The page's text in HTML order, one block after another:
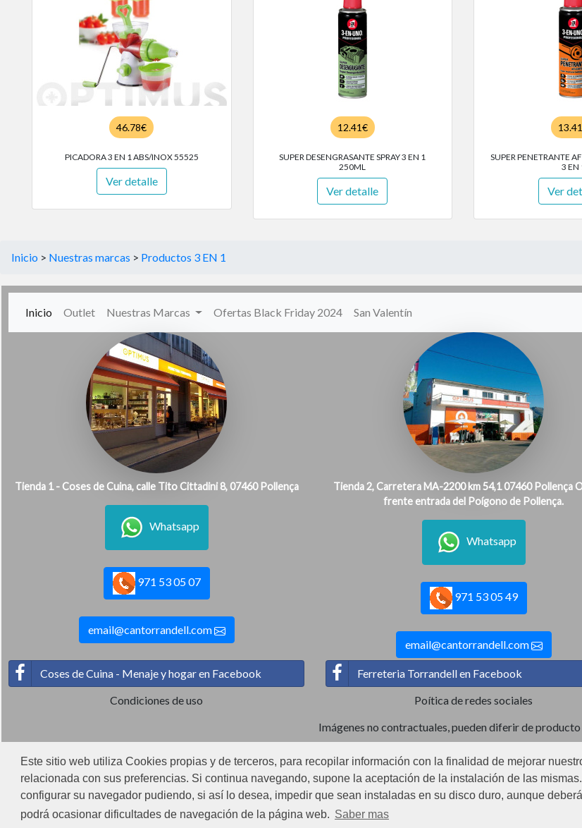
Este sitio web utiliza Cookies propias y de terceros, para recopilar información con la finalidad de mejorar
relacionada con sus preferencias. Si continua navegando, supone la aceptación de la instalación de las
configurar su navegador pudiendo, si así lo desea, impedir que sean instaladas en su disco duro, aunque
podrá ocasionar dificultades de navegación de la página web. Saber mas
46.78€
PICADORA 3 EN 1 ABS/INOX 55525
Ver detalle
12.41€
SUPER DESENGRASANTE SPRAY 3 EN 1
250ML
Ver detalle
SUPER PENETRANTE
3 EN
Ver
Inicio > Nuestras marcas > Productos 3 EN 1
Inicio (current)
Outlet Nuestras Marcas Ofertas Black Friday 2024 San Valentín
Tienda 1 - Coses de Cuina, calle Tito Cittadini 8, 07460 Pollença
Whatsapp
971 53 05 07
email@cantorrandell.com
Tienda 2, Carretera MA-2200 km 54,1 07460 Pollença
frente entrada del Poígono de Pollença.
Whatsapp
971 53 05 49
email@cantorrandell.com
Coses de Cuina - Menaje y hogar en Facebook Ferreteria Torrandell en Facebook
Condiciones de uso
Poítica de redes sociales
Imágenes no contractuales, pueden diferir de producto
Ⓒ2022 Can Torrandell s.l. - Nif.B07920762.
Store v.2.0